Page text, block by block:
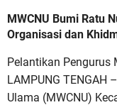
MWCNU Bumi Ratu
Organisasi dan
Pelantikan Pengurus
LAMPUNG TENGAH
Ulama (MWCNU)